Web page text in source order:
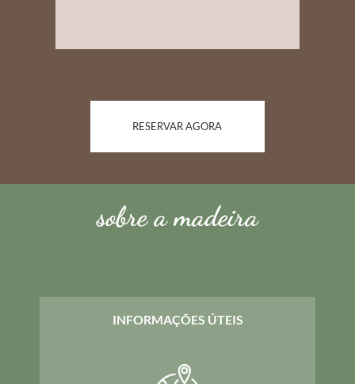
RESERVAR AGORA
sobre a madeira
INFORMAÇÕES ÚTEIS